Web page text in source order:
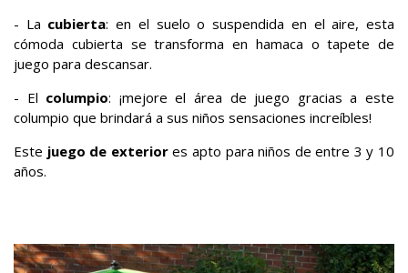
- La cubierta: en el suelo o suspendida en el aire, esta
cómoda cubierta se transforma en hamaca o tapete de
juego para descansar.
- El columpio: ¡mejore el área de juego gracias a este
columpio que brindará a sus niños sensaciones increíbles!
Este juego de exteriores apto para niños de entre 3 y 10
años.